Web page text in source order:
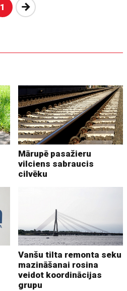
1 Nākošā
Mārupē pasažieru
vilciens sabraucis
cilvēku
Vanšu tilta remonta seku
mazināšanai rosina
veidot koordinācijas
grupu